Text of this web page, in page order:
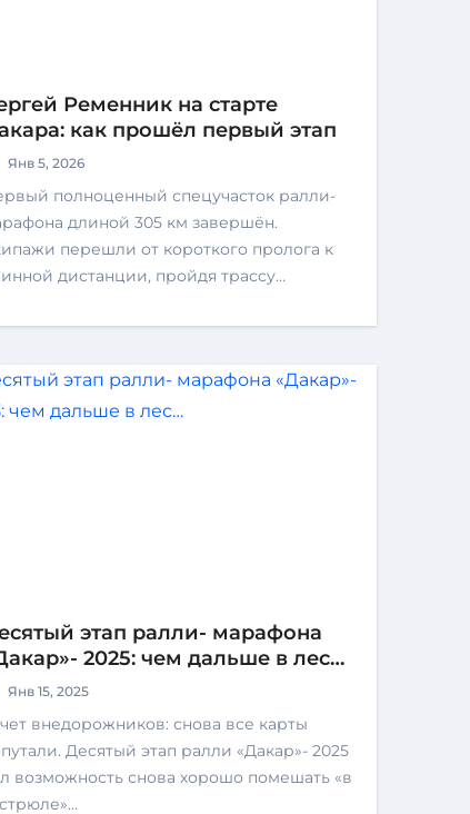
Ременник на старте
как прошёл первый этап
Янв 5, 2026
длиной 305 км завершён.
перешли от короткого пролога к
дистанции, пройдя трассу…
этап ралли- марафона
2025: чем дальше в лес…
Янв 15, 2025
Десятый этап ралли «Дакар»- 2025
возможность снова хорошо помешать «в